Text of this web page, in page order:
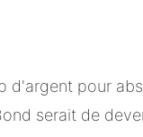
d'argent pour
serait de